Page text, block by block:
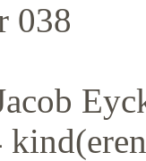
038